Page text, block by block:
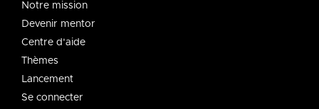
Notre mission
Devenir mentor
Centre d'aide
Thèmes
Lancement
Se connecter